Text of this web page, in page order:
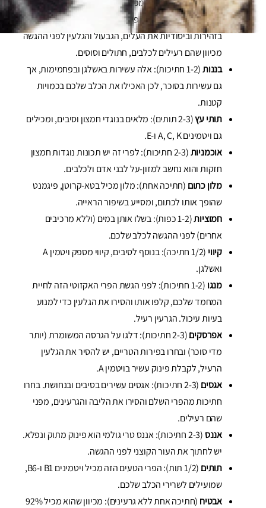
בליבה מכיוון שהזרעים מכילים חומר שיכול לשחרר ציאניד.
משמשים
(חתיכה 1): זהו פינוק טעים ומתוק, אבל יש להסיר
בזהירות וביסודיות את העלים, הגבעול והגלעין לפני ההגשה
מכיוון שהם רעילים לכלבים, חתולים וסוסים.
בננות
(1-2 חתיכות): אלה עשירות באשלגן ובפחמימות, אך
גם עשירות בסוכר, לכן האכילו את הכלב שלכם בכמויות
קטנות.
תותי עץ
(2-3 תותים): מלאים בנוגדי חמצון וסיבים, ומכילים
גם ויטמינים A, C, K ו-E.
אוכמניות
(2-3 חתיכות): לפרי זה יש תכונות נוגדות חמצון
חזקות והוא נחשב למזון-על לבני אדם ולכלבים.
מלון כתום (חתיכה אחת): מלון מכיל בטא-קרוטן, פיגמנט
שהופך אותו לכתום, ומסייע בשיפור הראייה.
חמוציות
(1-2 כפות): בשלו אותן במים (וללא מרכיבים
אחרים) לפני ההגשה לכלב שלכם.
קיווי
(1/2 חתיכה): בנוסף לסיבים, קיווי מספק ויטמין A
ואשלגן.
מנגו
(1-2 חתיכות): לפני הגשת הפרי האקזוטי הזה לחיית
המחמד שלכם, קלפו אותו והסירו את הגלעין כדי למנוע
בעיות עיכול. הגרעין רעיל.
אפרסקים
(2-3 חתיכות): דלגו על הגרסה המשומרת (יותר
מדי סוכר) ובחרו בפירות הטריים, יש להסיר את הגלעין
הרעיל, לקבלת פינוק עשיר בויטמין A.
אגסים
(2-3 חתיכות): אגסים עשירים בסיבים ובנחושת. בחרו
חתיכות מהפרי השלם והסירו את הליבה והגרעינים, מפני
שהם רעילים.
אננס
(2-3 חתיכות): אננס טרי גולמי הוא פינוק מתוק ונפלא.
יש לחתוך את העור הקוצני לפני ההגשה.
תותים
(1/2 תות): הפרי הטעים הזה מכיל ויטמינים B1 ו-B6,
שמועילים לשרירי הכלב שלכם.
אבטיח
(חתיכה אחת ללא גרעינים): מכיוון שהוא מכיל 92%